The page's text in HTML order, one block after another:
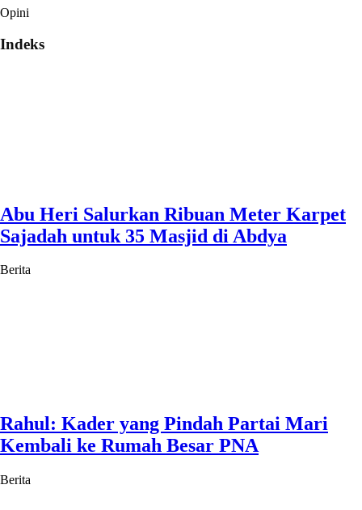
Opini
Indeks
Abu Heri Salurkan Ribuan Meter Karpet
Sajadah untuk 35 Masjid di Abdya
Berita
Rahul: Kader yang Pindah Partai Mari
Kembali ke Rumah Besar PNA
Berita